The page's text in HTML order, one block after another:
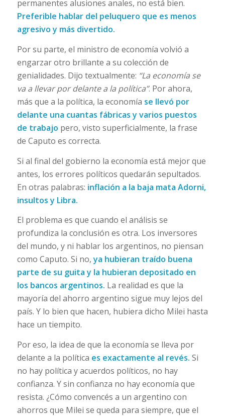
permanentes alusiones anales, no está bien.
Preferible hablar del peluquero que es menos
agresivo y más divertido.
Por su parte, el ministro de economía volvió a
engarzar otro brillante a su colección de
genialidades. Dijo textualmente: “La economía se
va a llevar por delante a la política”. Por ahora,
más que a la política, la economía se llevó por
delante una cuantas fábricas y varios puestos
de trabajo pero, visto superficialmente, la frase
de Caputo es correcta.
Si al final del gobierno la economía está mejor que
antes, los errores políticos quedarán sepultados.
En otras palabras: inflación a la baja mata Adorni,
insultos y Libra.
El problema es que cuando el análisis se
profundiza la conclusión es otra. Los inversores
del mundo, y ni hablar los argentinos, no piensan
como Caputo. Si no,ya hubieran traído buena
parte de su guita y la hubieran depositado en
los bancos argentinos. La realidad es que la
mayoría del ahorro argentino sigue muy lejos del
país. Y lo bien que hacen, hubiera dicho Milei hasta
hace un tiempito.
Por eso, la idea de que la economía se lleva por
delante a la política es exactamente al revés. Si
no hay política y acuerdos políticos, no hay
confianza. Y sin confianza no hay economía que
resista. ¿Cómo convencés a un argentino con
ahorros que Milei se queda para siempre, que el